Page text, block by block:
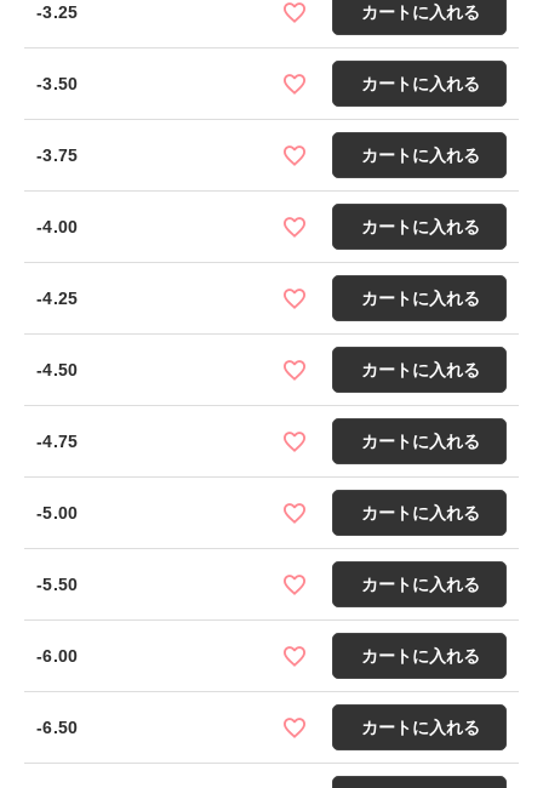
-3.25 カートに入れる
-3.50 カートに入れる
-3.75 カートに入れる
-4.00 カートに入れる
-4.25 カートに入れる
-4.50 カートに入れる
-4.75 カートに入れる
-5.00 カートに入れる
-5.50 カートに入れる
-6.00 カートに入れる
-6.50 カートに入れる